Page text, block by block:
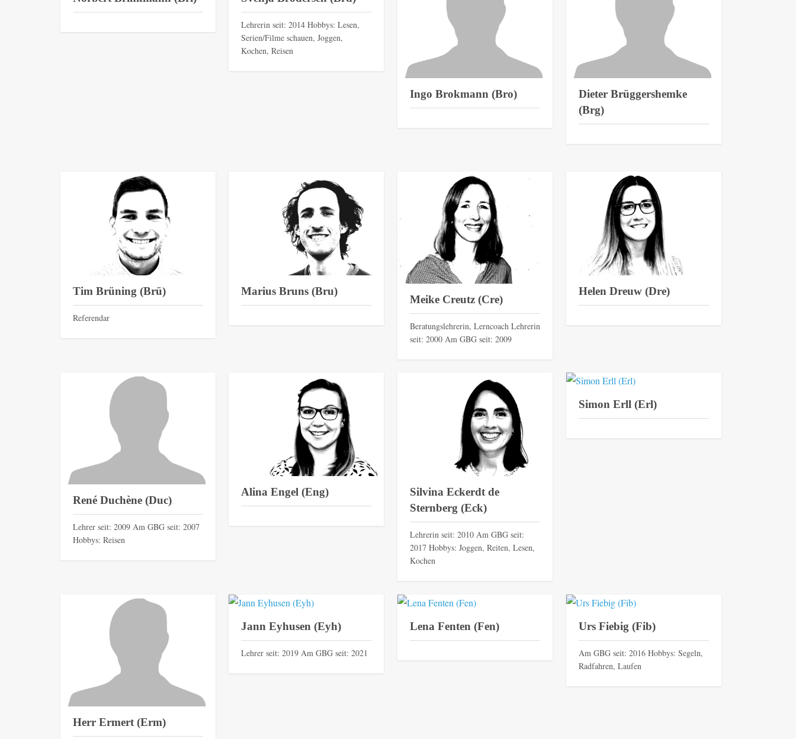
Lehrerin seit: 2014 Hobbys: Lesen,
Serien/Filme schauen, Joggen,
Kochen, Reisen
Ingo Brokmann (Bro)
Dieter Brüggershemke
(Brg)
Tim Brüning (Brü)
Referendar
Marius Bruns (Bru)
Meike Creutz (Cre)
Beratungslehrerin, Lerncoach Lehrerin
seit: 2000 Am GBG seit: 2009
Helen Dreuw (Dre)
René Duchène (Duc)
Lehrer seit: 2009 Am GBG seit: 2007
Hobbys: Reisen
Alina Engel (Eng)
Silvina Eckerdt de
Sternberg (Eck)
Lehrerin seit: 2010 Am GBG seit:
2017 Hobbys: Joggen, Reiten, Lesen,
Kochen
Simon Erll (Erl)
Herr Ermert (Erm)
Jann Eyhusen (Eyh)
Lehrer seit: 2019 Am GBG seit: 2021
Lena Fenten (Fen) Urs Fiebig (Fib)
Am GBG seit: 2016 Hobbys: Segeln,
Radfahren, Laufen